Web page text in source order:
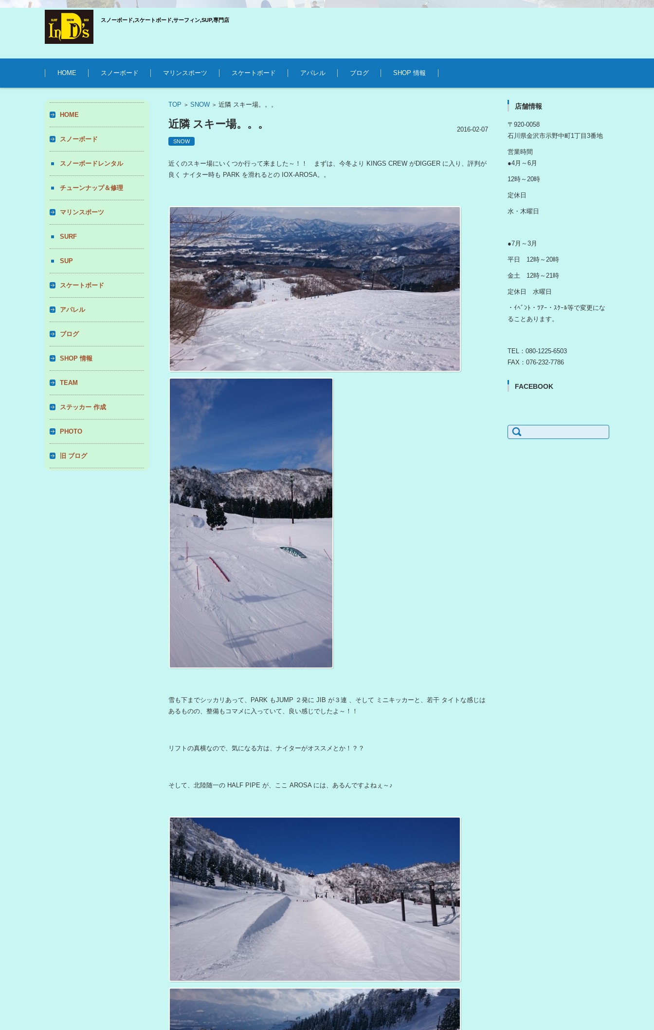
スノーボード,スケートボード,サーフィン,SUP,専門店
コンテンツに移動
HOME
スノーボード マリンスポーツ スケートボード アパレル ブログ SHOP 情報
TOP >SNOW >近隣 スキー場。。。
近隣 スキー場。。。 2016-02-07
SNOW
近くのスキー場にいくつか行って来ました～！！ まずは、今冬より KINGS CREW がDIGGER に入り、評判が
良く ナイター時も PARK を滑れるとの IOX-AROSA。。
雪も下までシッカリあって、PARK もJUMP ２発に JIB が３連 、そして ミニキッカーと、若干 タイトな感じは
あるものの、整備もコマメに入っていて、良い感じでしたよ～！！
リフトの真横なので、気になる方は、ナイターがオススメとか！？？
そして、北陸随一の HALF PIPE が、ここ AROSA には、あるんですよねぇ～♪
HOME
スノーボード
スノーボードレンタル
チューンナップ＆修理
マリンスポーツ
SURF
SUP
スケートボード
アパレル
ブログ
SHOP 情報
TEAM
ステッカー 作成
PHOTO
旧 ブログ
店舗情報
〒920-0058
石川県金沢市示野中町1丁目3番地
営業時間
●4月～6月
12時～20時
定休日
水・木曜日
●7月～3月
平日 12時～20時
金土 12時～21時
定休日 水曜日
・ｲﾍﾞﾝﾄ・ﾂｱｰ・ｽｸｰﾙ等で変更にな
ることあります。
TEL：080-1225-6503
FAX：076-232-7786
FACEBOOK
検
索: